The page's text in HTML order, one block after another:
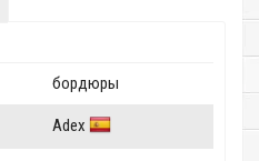
бордюры
Adex